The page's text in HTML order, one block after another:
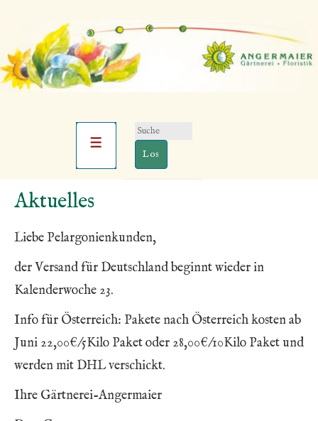
Hauptnavigation
Menü
Suchen
nach:
Zum
Inhalt
Aktuelles
Liebe Pelargonienkunden,
der Versand für Deutschland beginnt wieder in
Kalenderwoche 23.
Info für Österreich: Pakete nach Österreich kosten ab
Juni 22,00€/5Kilo Paket oder 28,00€/10Kilo Paket und
werden mit DHL verschickt.
Ihre Gärtnerei-Angermaier